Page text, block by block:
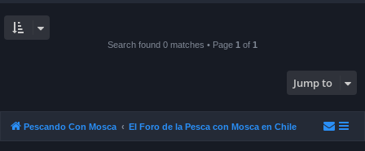
Search found 0 matches • Page 1 of 1
Jump to
Pescando Con Mosca El Foro de la Pesca con Mosca en Chile